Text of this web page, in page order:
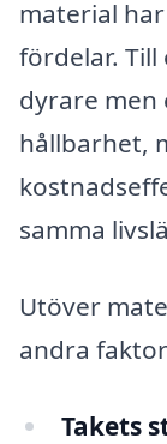
material
fördelar.
dyrare men
hållbarhet,
samma
Utöver
andra
Takets